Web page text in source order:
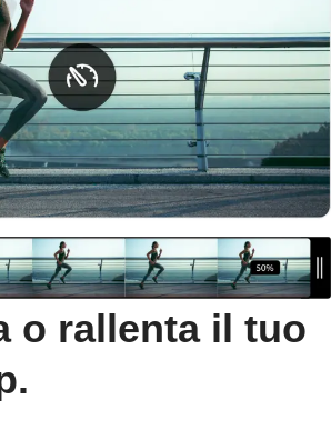
o rallenta il tuo